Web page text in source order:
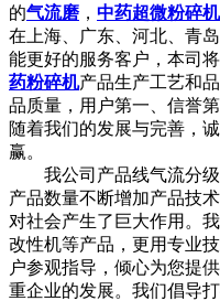
的气流磨 ， 中药超微粉碎机
在上海、广东、河北、青
能更好的服务客户，本司
药粉碎机产品生产工艺和
品质量，用户第一、信誉
随着我们的发展与完善，
赢。
我公司产品线气流分级
产品数量不断增加产品技
对社会产生了巨大作用。
改性机等产品，更用专业
户参观指导，倾心为您提
重企业的发展。我们倡导